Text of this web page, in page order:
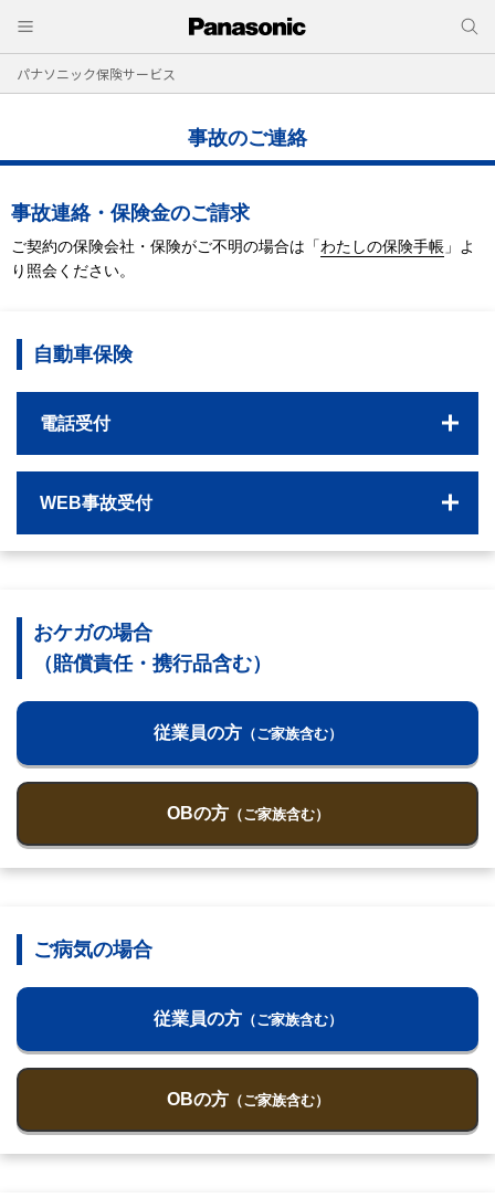
パナソニック保険サービス
事故のご連絡
事故連絡・保険金のご請求
ご契約の保険会社・保険がご不明の場合は 「わたしの保険手帳 」よ
り照会ください。
自動車保険
電話受付
WEB事故受付
おケガの場合
（賠償責任・携行品含む）
従業員の方（ご家族含む）
OBの方（ご家族含む）
ご病気の場合
従業員の方（ご家族含む）
OBの方（ご家族含む）